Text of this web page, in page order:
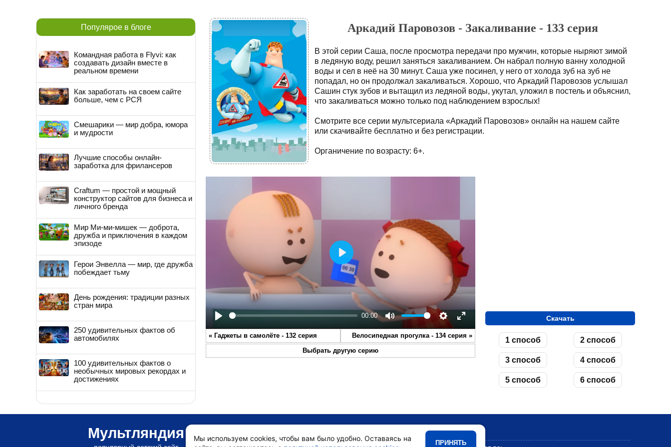
Аркадий Паровозов - Закаливание - 133 серия
В этой серии Саша, после просмотра передачи про мужчин, которые ныряют зимой
в ледяную воду, решил заняться закаливанием. Он набрал полную ванну холодной
воды и сел в неё на 30 минут. Саша уже посинел, у него от холода зуб на зуб не
попадал, но он продолжал закаливаться. Хорошо, что Аркадий Паровозов услышал
Сашин стук зубов и вытащил из ледяной воды, укутал, уложил в постель и объяснил,
что закаливаться можно только под наблюдением взрослых!
Смотрите все серии мультсериала «Аркадий Паровозов» онлайн на нашем сайте
или скачивайте бесплатно и без регистрации.
Органичение по возрасту: 6+.
Play
00:00
Mute Settings
Enter
fullscreen
Play
« Гаджеты в самолёте - 132 серия Велосипедная прогулка - 134 серия »
Выбрать другую серию
Скачать
1 способ 2 способ
3 способ 4 способ
5 способ 6 способ
Популярое в блоге
Командная работа в Flyvi: как
создавать дизайн вместе в
реальном времени
Как заработать на своем сайте
больше, чем с РСЯ
Смешарики — мир добра, юмора
и мудрости
Лучшие способы онлайн-
заработка для фрилансеров
Craftum — простой и мощный
конструктор сайтов для бизнеса и
личного бренда
Мир Ми-ми-мишек — доброта,
дружба и приключения в каждом
эпизоде
Герои Энвелла — мир, где дружба
побеждает тьму
День рождения: традиции разных
стран мира
250 удивительных фактов об
автомобилях
100 удивительных фактов о
необычных мировых рекордах и
достижениях
Мультляндия •Мультики
Мы используем cookies, чтобы вам было удобно. Оставаясь на
ПРИНЯТЬ